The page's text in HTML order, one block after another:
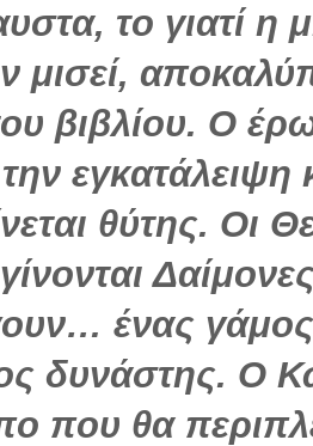
το γιατί η
μισεί,
βιβλίου. Ο
εγκατάλειψη
θύτης. Οι
ένας
δυνάστης. Ο
που θα